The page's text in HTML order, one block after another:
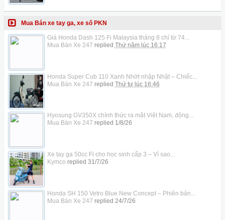
Mua Bán xe tay ga, xe số PKN
Giá Honda Dash 125 Fi Malaysia tháng 8 chỉ từ 74...
Mua Bán Xe 247 replied Thứ năm lúc 16:17
Honda Super Cub 110 Xanh Nhớt nhập Nhật – Chiếc...
Mua Bán Xe 247 replied Thứ tư lúc 16:46
Hyosung GV350X chính thức ra mắt Việt Nam, động...
Mua Bán Xe 247 replied 1/8/26
Xe tay ga 50cc Fi cho học sinh cấp 3 – Vì sao...
Kymco replied 31/7/26
Honda SH 150 Vetro Blue New Concept – Phiên bản...
Mua Bán Xe 247 replied 24/7/26